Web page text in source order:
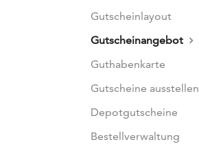
Gutscheinlayout
Gutscheinangebot
Guthabenkarte
Gutscheine ausstellen
Depotgutscheine
Bestellverwaltung